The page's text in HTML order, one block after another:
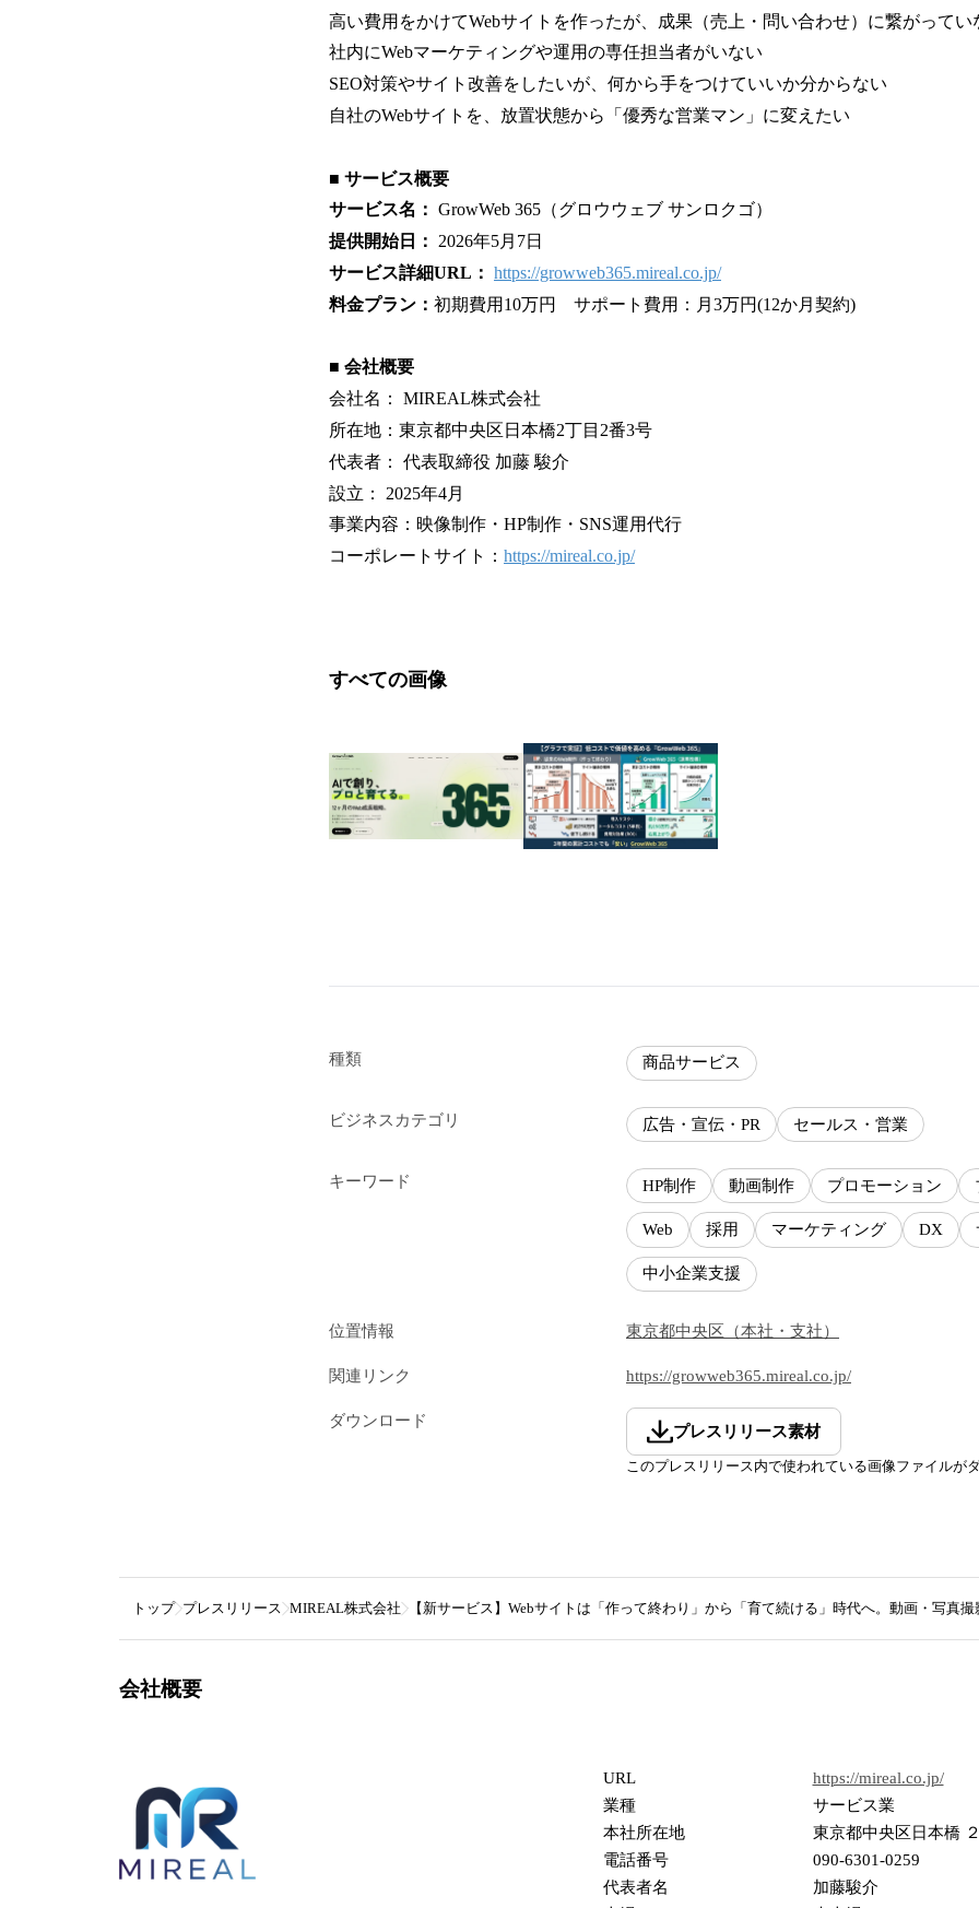
高い費用をかけてWebサイトを作ったが、成果（売上・問い合わせ）に繋がってい
社内にWebマーケティングや運用の専任担当者がいない
SEO対策やサイト改善をしたいが、何から手をつけていいか分からない
自社のWebサイトを、放置状態から「優秀な営業マン」に変えたい
■ サービス概要
サービス名： GrowWeb 365（グロウウェブ サンロクゴ）
提供開始日：
2026年5月7日
サービス詳細URL： https://growweb365.mireal.co.jp/
料金プラン： 初期費用10万円 サポート費用：月3万円(12か月契約)
■ 会社概要
会社名： MIREAL株式会社
所在地：東京都中央区日本橋2丁目2番3号
代表者： 代表取締役 加藤 駿介
設立： 2025年4月
事業内容：映像制作・HP制作・SNS運用代行
コーポレートサイト： https://mireal.co.jp/
すべての画像
種類 商品サービス
ビジネスカテゴリ 広告・宣伝・PR セールス・営業
キーワード HP制作 動画制作 プロモーション
Web 採用 マーケティング DX
中小企業支援
位置情報 東京都中央区 （本社・支社）
関連リンク https://growweb365.mireal.co.jp/
ダウンロード
プレスリリース素材
このプレスリリース内で使われている画像ファイルが
トップ プレスリリース MIREAL株式会社 【新サービス】Webサイトは「作って終わり」から「育て続ける」時代へ。動画・写真
会社概要
URL
https://mireal.co.jp/
業種
サービス業
本社所在地
東京都中央区日本橋
電話番号
090-6301-0259
代表者名
加藤駿介